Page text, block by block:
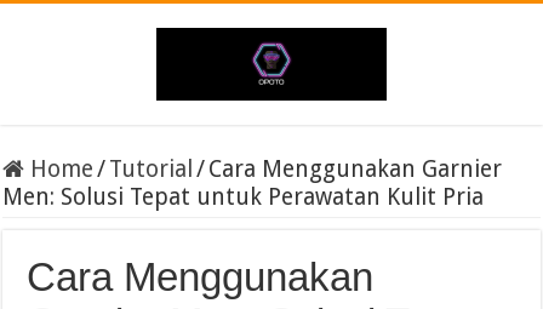
Home/Tutorial /Cara Menggunakan Garnier
Men: Solusi Tepat untuk Perawatan Kulit Pria
Cara Menggunakan